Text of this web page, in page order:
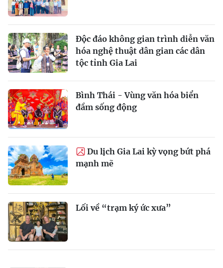
Độc đáo không gian trình diễn văn
hóa nghệ thuật dân gian các dân
tộc tỉnh Gia Lai
Bình Thái - Vùng văn hóa biển
đầm sống động
Du lịch Gia Lai kỳ vọng bứt phá
mạnh mẽ
Lối về “trạm ký ức xưa”